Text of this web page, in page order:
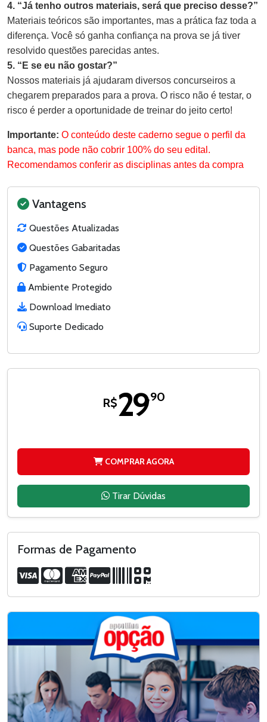
4. “Já tenho outros materiais, será que preciso desse?”
Materiais teóricos são importantes, mas a prática faz toda a
diferença. Você só ganha confiança na prova se já tiver
resolvido questões parecidas antes.
5. “E se eu não gostar?”
Nossos materiais já ajudaram diversos concurseiros a
chegarem preparados para a prova. O risco não é testar, o
risco é perder a oportunidade de treinar do jeito certo!
Importante: O conteúdo deste caderno segue o perfil da
banca, mas pode não cobrir 100% do seu edital.
Recomendamos conferir as disciplinas antes da compra
Vantagens
Questões Atualizadas
Questões Gabaritadas
Pagamento Seguro
Ambiente Protegido
Download Imediato
Suporte Dedicado
R$29,90
COMPRAR AGORA
Tirar Dúvidas
Formas de Pagamento